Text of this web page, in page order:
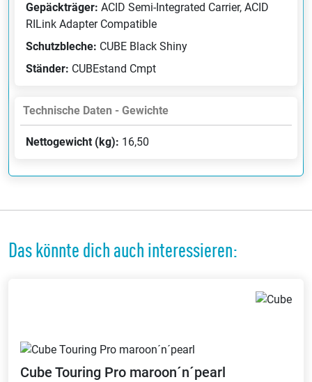
Gepäckträger: ACID Semi-Integrated Carrier, ACID
RILink Adapter Compatible
Schutzbleche: CUBE Black Shiny
Ständer: CUBEstand Cmpt
Technische Daten - Gewichte
Nettogewicht (kg): 16,50
Das könnte dich auch interessieren:
Cube Touring Pro maroon´n´pearl